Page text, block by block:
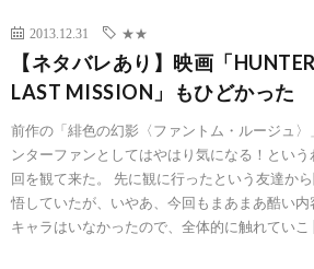
2013.12.31 ★★
【ネタバレあり】映画「
LAST MISSION」もひどかった
前作の「緋色の幻影〈ファントム・ルージュ
ンターファンとしてはやはり気になる！とい
回を観て来た。 先に観に行ったという友達か
悟していたが、いやあ、今回もまあまあ酷い
キャラはいなかったので、全体的に触れていこ